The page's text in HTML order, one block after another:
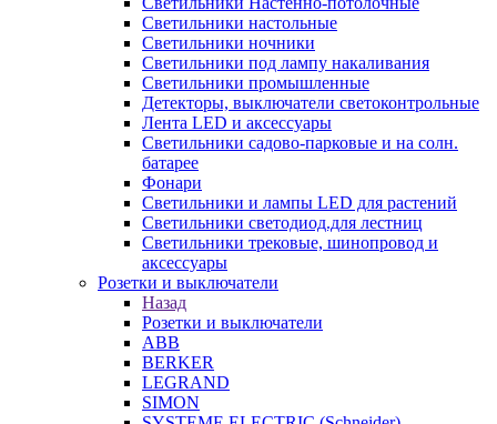
Светильники настольные
Светильники ночники
Светильники под лампу накаливания
Светильники промышленные
Детекторы, выключатели светоконтрольные
Лента LED и аксессуары
Светильники садово-парковые и на солн.
батарее
Фонари
Светильники и лампы LED для растений
Светильники светодиод.для лестниц
Светильники трековые, шинопровод и
аксессуары
Розетки и выключатели
Назад
Розетки и выключатели
ABB
BERKER
LEGRAND
SIMON